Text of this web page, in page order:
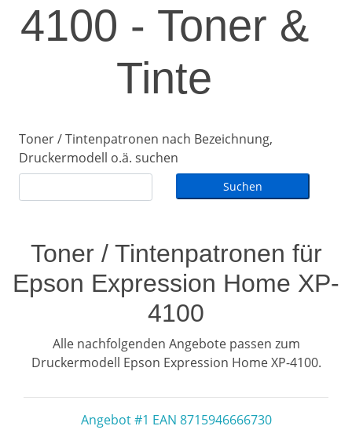
4100 - Toner &
Tinte
Toner / Tintenpatronen nach Bezeichnung,
Druckermodell o.ä. suchen
Toner / Tintenpatronen für
Epson Expression Home XP-
4100
Alle nachfolgenden Angebote passen zum
Druckermodell Epson Expression Home XP-4100.
Angebot #1 EAN 8715946666730